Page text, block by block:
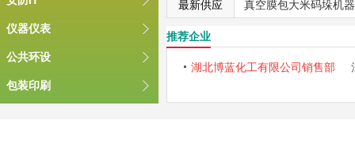
仪器仪表
公共环设
包装印刷
最新供应
真空膜包大米码垛机
推荐企业
湖北博蓝化工有限公司销售部